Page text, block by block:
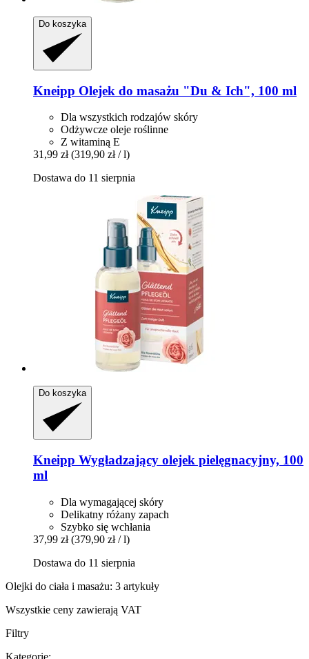
Do koszyka
Kneipp Olejek do masażu "Du & Ich", 100 ml
Dla wszystkich rodzajów skóry
Odżywcze oleje roślinne
Z witaminą E
31,99 zł (319,90 zł / l)
Dostawa do 11 sierpnia
Do koszyka
Kneipp Wygładzający olejek pielęgnacyjny, 100
ml
Dla wymagającej skóry
Delikatny różany zapach
Szybko się wchłania
37,99 zł (379,90 zł / l)
Dostawa do 11 sierpnia
Olejki do ciała i masażu: 3 artykuły
Wszystkie ceny zawierają VAT
Filtry
Kategorie: